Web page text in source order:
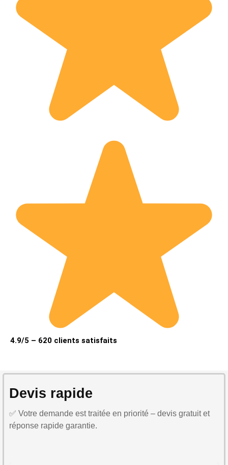
4.9/5 – 620 clients satisfaits
Devis rapide
✅ Votre demande est traitée en priorité – devis gratuit et
réponse rapide garantie.